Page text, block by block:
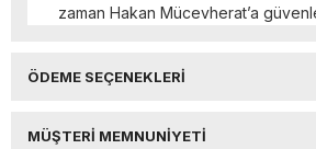
zaman Hakan Mücevherat’a
ÖDEME SEÇENEKLERI
MÜŞTERI MEMNUNIYETI